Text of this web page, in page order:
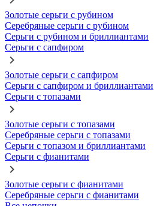
Золотые серьги с рубином
Серебряные серьги с рубином
Серьги с рубином и бриллиантами
Серьги с сапфиром
Золотые серьги с сапфиром
Серьги с сапфиром и бриллиантами
Серьги с топазами
Золотые серьги с топазами
Серебряные серьги с топазами
Серьги с топазом и бриллиантами
Серьги с фианитами
Золотые серьги с фианитами
Серебряные серьги с фианитами